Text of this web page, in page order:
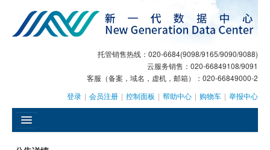
托管销售热线：020-6684(9098/9165/9090/9088)
云服务销售：020-66849108/9091
客服（备案，域名，虚机，邮箱）：020-66849000-2
登录 | 会员注册 | 控制面板 | 帮助中心 | 购物车 | 举报中心